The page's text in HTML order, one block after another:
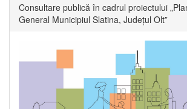
Consultare publică în cadrul proiectului
General Municipiul Slatina, Județul Olt”